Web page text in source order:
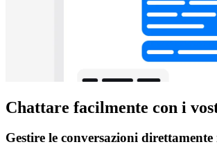
Chattare facilmente con i
Gestire le conversazioni